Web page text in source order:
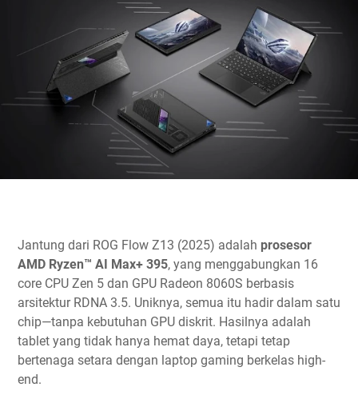
Jantung dari ROG Flow Z13 (2025) adalah prosesor
AMD Ryzen™ AI Max+ 395, yang menggabungkan 16
core CPU Zen 5 dan GPU Radeon 8060S berbasis
arsitektur RDNA 3.5. Uniknya, semua itu hadir dalam satu
chip—tanpa kebutuhan GPU diskrit. Hasilnya adalah
tablet yang tidak hanya hemat daya, tetapi tetap
bertenaga setara dengan laptop gaming berkelas high-
end.